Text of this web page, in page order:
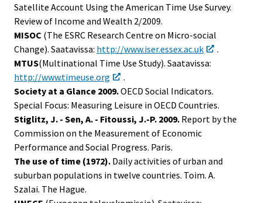
Satellite Account Using the American Time Use Survey.
Review of Income and Wealth 2/2009.
MISOC (The ESRC Research Centre on Micro-social
Change). Saatavissa: http://www.iser.essex.ac.uk
.
MTUS(Multinational Time Use Study). Saatavissa:
http://www.timeuse.org
.
Society at a Glance 2009.OECD Social Indicators.
Special Focus: Measuring Leisure in OECD Countries.
Stiglitz, J. - Sen, A. - Fitoussi, J.-P. 2009. Report by the
Commission on the Measurement of Economic
Performance and Social Progress. Paris.
The use of time (1972). Daily activities of urban and
suburban populations in twelve countries. Toim. A.
Szalai. The Hague.